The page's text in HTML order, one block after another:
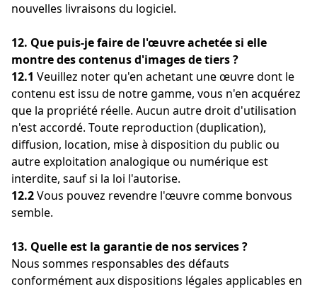
nouvelles livraisons du logiciel.
12. Que puis-je faire de l'œuvre achetée si elle
montre des contenus d'images de tiers ?
12.1 Veuillez noter qu'en achetant une œuvre dont le
contenu est issu de notre gamme, vous n'en acquérez
que la propriété réelle. Aucun autre droit d'utilisation
n'est accordé. Toute reproduction (duplication),
diffusion, location, mise à disposition du public ou
autre exploitation analogique ou numérique est
interdite, sauf si la loi l'autorise.
12.2Vous pouvez revendre l'œuvre comme bonvous
semble.
13. Quelle est la garantie de nos services ?
Nous sommes responsables des défauts
conformément aux dispositions légales applicables en